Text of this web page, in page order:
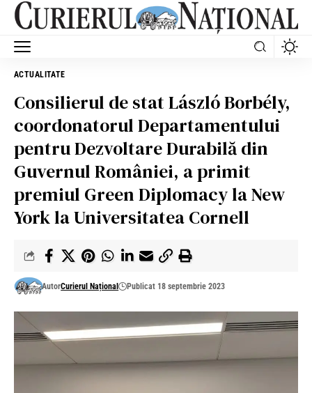
ACTUALITATE
Consilierul de stat László Borbély,
coordonatorul Departamentului
pentru Dezvoltare Durabilă din
Guvernul României, a primit
premiul Green Diplomacy la New
York la Universitatea Cornell
AutorCurierul Național Publicat 18 septembrie 2023